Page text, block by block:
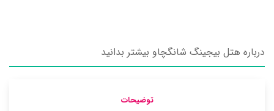
درباره هتل بیجینگ شانگچاو بیشتر بدانید
توضیحات